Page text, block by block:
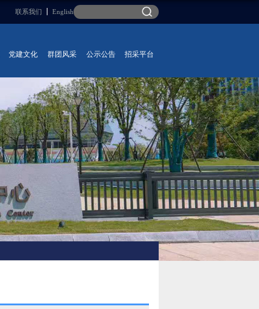
联系我们 English
党建文化 群团风采 公示公告 招采平台